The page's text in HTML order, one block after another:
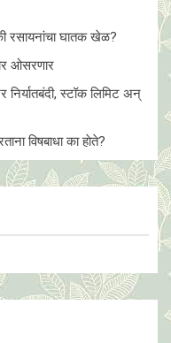
घातक खेळ?
ओसरणार
स्टॉक लिमिट अन्
विषबाधा का हाेते?